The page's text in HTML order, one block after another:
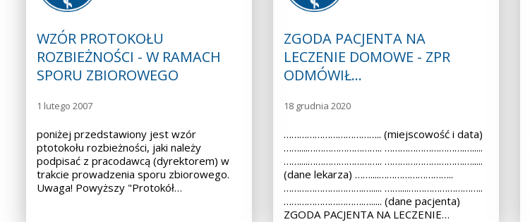
WZÓR PROTOKOŁU
ROZBIEŻNOŚCI - W RAMACH
SPORU ZBIOROWEGO
1 lutego 2007
poniżej przedstawiony jest wzór
ptotokołu rozbieżności, jaki należy
podpisać z pracodawcą (dyrektorem) w
trakcie prowadzenia sporu zbiorowego.
Uwaga! Powyższy "Protokół…
ZGODA PACJENTA NA
LECZENIE DOMOWE - ZPR
ODMÓWIŁ…
18 grudnia 2020
……………………………….. (miejscowość i data)
……....……………………….. ………………………….….....
……....……………………….. ………………………….….....
(dane lekarza) ……....………………………..
………………………….…..... ……....………………………..
………………………….…..... (dane pacjenta)
ZGODA PACJENTA NA LECZENIE…